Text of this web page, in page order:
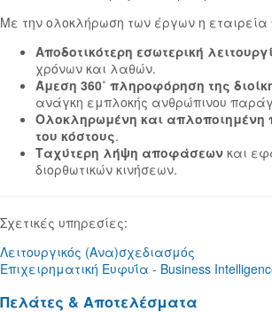
Με την ολοκλήρωση των έργων η εταιρεία
Αποδοτικότερη εσωτερική
χρόνων και λαθών.
Άμεση 360˚ πληροφόρηση της
ανάγκη εμπλοκής ανθρώπινου
Ολοκληρωμένη και απλοποιημένη
του κόστους.
Ταχύτερη λήψη αποφάσεων και
διορθωτικών κινήσεων.
Σχετικές υπηρεσίες:
Λειτουργικός (Ανα)σχεδιασμός
Επιχειρηματική Ευφυΐα - Business
Πελάτες & Αποτελέσματα